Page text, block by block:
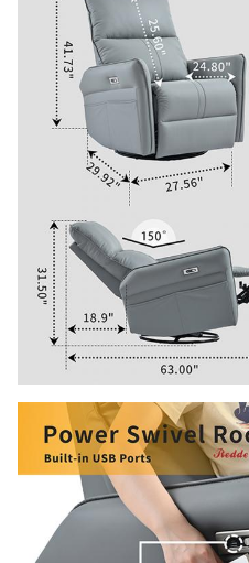
Modelnummer
FOB-levertijd
EXW USA Levertijd
Merknaam
Aanpassing